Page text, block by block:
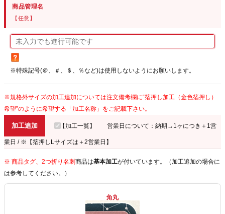
商品管理名
【任意】
※特殊記号(＠、＃、＄、％など)は使用しないようにお願いします。
※規格外サイズの加工追加については注文備考欄に“箔押し加工（金色箔押し）
希望”のように希望する「加工名称」をご記載下さい。
加工追加 【加工一覧】 営業日について：納期→1ヶにつき＋1営
業日 / ※【箔押しLサイズは＋2営業日】
※ 商品タグ、2つ折り名刺商品は基本加工が付いています。（加工追加の場合に
は参考してください。）
角丸